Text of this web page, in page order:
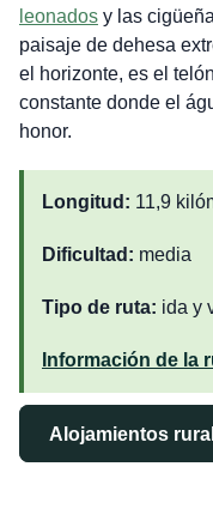
leonadosy las
paisaje de dehesa
el horizonte, es el
constante donde el
honor.
Longitud: 11,9
Dificultad: media
Tipo de ruta: ida y
Información de la
Alojamientos